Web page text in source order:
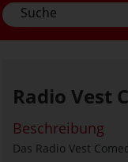
Radio Vest
Beschreibung
Das Radio Vest